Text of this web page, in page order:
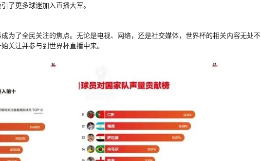
了更多球迷加入直播大军。
为了全民关注的焦点。无论是电视、网络，还是社交媒体，世界杯的相关内容无处不
关注并参与到世界杯直播中来。